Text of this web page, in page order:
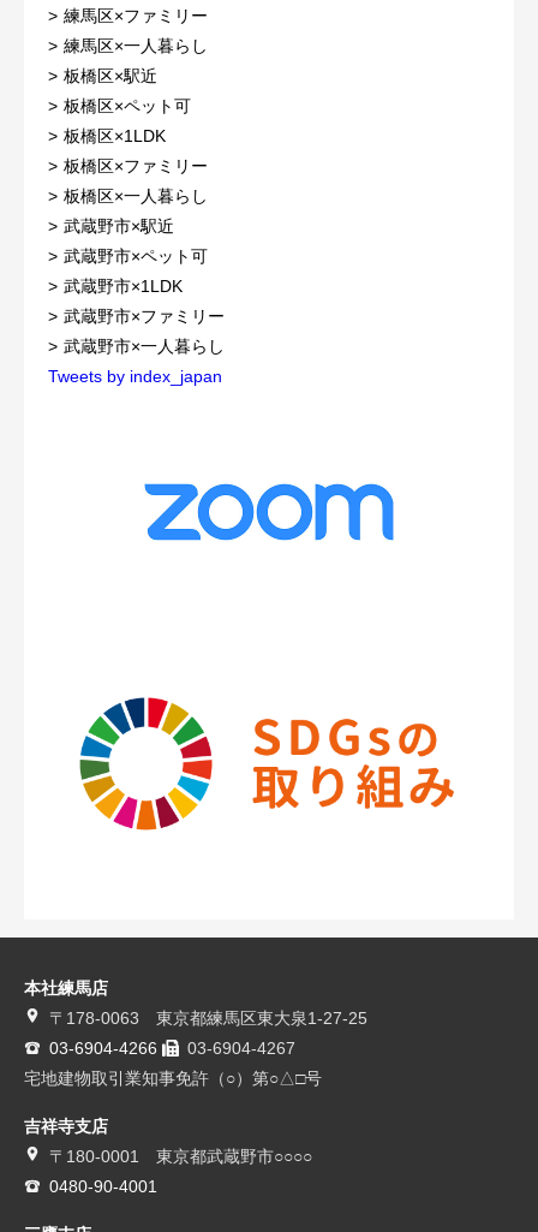
練馬区×ファミリー
練馬区×一人暮らし
板橋区×駅近
板橋区×ペット可
板橋区×1LDK
板橋区×ファミリー
板橋区×一人暮らし
武蔵野市×駅近
武蔵野市×ペット可
武蔵野市×1LDK
武蔵野市×ファミリー
武蔵野市×一人暮らし
Tweets by index_japan
本社練馬店
〒178-0063 東京都練馬区東大泉1-27-25
03-6904-4266
03-6904-4267
宅地建物取引業知事免許（○）第○△□号
吉祥寺支店
〒180-0001 東京都武蔵野市○○○○
0480-90-4001